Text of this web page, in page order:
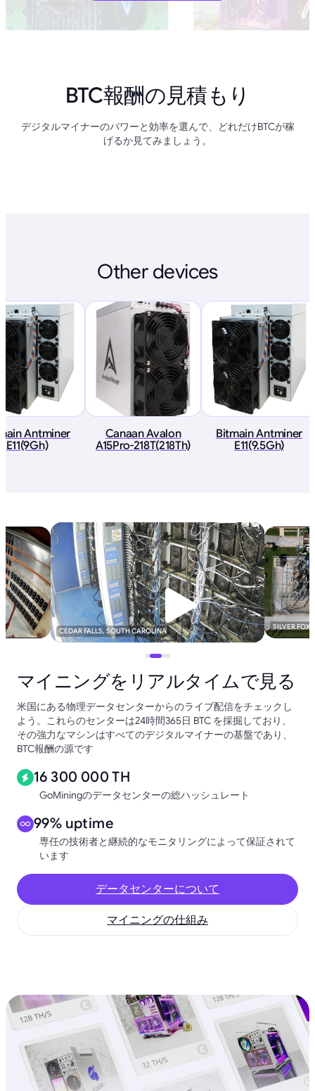
BTC報酬の見積もり
デジタルマイナーのパワーと効率を選んで、どれだけBTCが稼
げるか見てみましょう。
Other devices
Antminer
E11(9Gh)
Canaan Avalon
A15Pro-218T(218Th)
Bitmain Antminer
E11(9.5Gh)
CEDAR FALLS, SOUTH CAROLINA SILVER FOX
マイニングをリアルタイムで見る
米国にある物理データセンターからのライブ配信をチェックし
よう。これらのセンターは24時間365日 BTC を採掘しており、
その強力なマシンはすべてのデジタルマイナーの基盤であり、
BTC報酬の源です
16 300 000 TH
GoMiningのデータセンターの総ハッシュレート
99% uptime
専任の技術者と継続的なモニタリングによって保証されて
います
データセンターについて
マイニングの仕組み